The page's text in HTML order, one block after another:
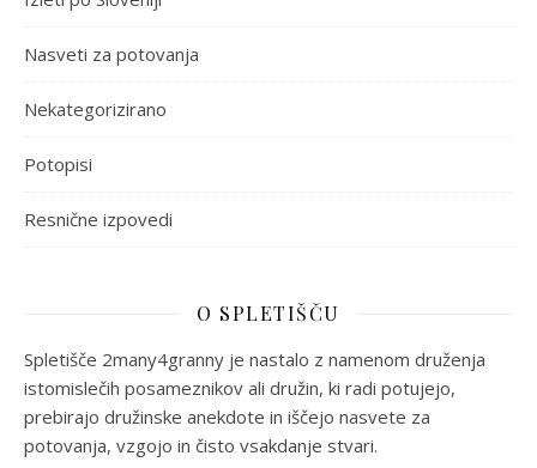
Nasveti za potovanja
Nekategorizirano
Potopisi
Resnične izpovedi
O SPLETIŠČU
Spletišče 2many4granny je nastalo z namenom druženja
istomislečih posameznikov ali družin, ki radi potujejo,
prebirajo družinske anekdote in iščejo nasvete za
potovanja, vzgojo in čisto vsakdanje stvari.